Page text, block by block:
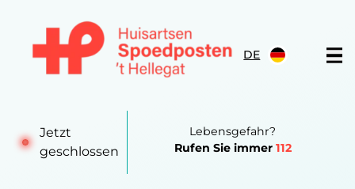
DE
Jetzt
geschlossen
Lebensgefahr?
Rufen Sie immer 112